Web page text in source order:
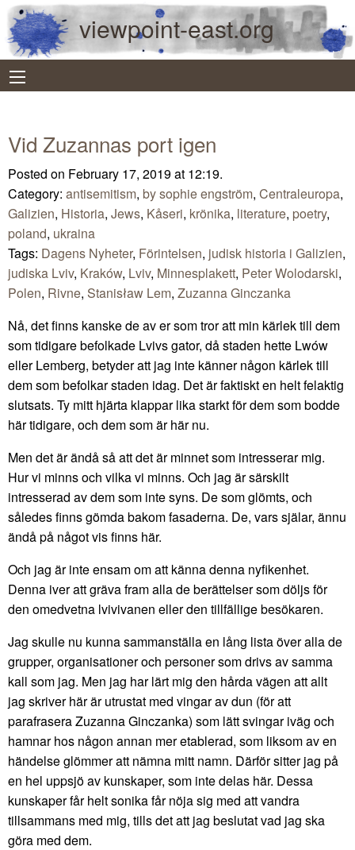
viewpoint-east.org
Vid Zuzannas port igen
Posted on February 17, 2019 at 12:19.
Category: antisemitism, by sophie engström, Centraleuropa,
Galizien, Historia, Jews, Kåseri, krönika, literature, poetry,
poland, ukraina
Tags: Dagens Nyheter, Förintelsen, judisk historia i Galizien,
judiska Lviv, Kraków, Lviv, Minnesplakett, Peter Wolodarski,
Polen, Rivne, Stanisław Lem, Zuzanna Ginczanka
Nå, det finns kanske de av er som tror att min kärlek till dem
som tidigare befolkade Lvivs gator, då staden hette Lwów
eller Lemberg, betyder att jag inte känner någon kärlek till
dem som befolkar staden idag. Det är faktiskt en helt felaktig
slutsats. Ty mitt hjärta klappar lika starkt för dem som bodde
här tidigare, och dem som är här nu.
Men det är ändå så att det är minnet som intresserar mig.
Hur vi minns och vilka vi minns. Och jag är särskilt
intresserad av dem som inte syns. De som glömts, och
således finns gömda bakom fasaderna. De, vars själar, ännu
ändå på något vis finns här.
Och jag är inte ensam om att känna denna nyfikenhet.
Denna iver att gräva fram alla de berättelser som döljs för
den omedvetna lvivivanen eller den tillfällige besökaren.
Jag skulle nu kunna sammanställa en lång lista över alla de
grupper, organisationer och personer som drivs av samma
kall som jag. Men jag har lärt mig den hårda vägen att allt
jag skriver här är utrustat med vingar av dun (för att
parafrasera Zuzanna Ginczanka) som lätt svingar iväg och
hamnar hos någon annan mer etablerad, som liksom av en
händelse glömmer att nämna mitt namn. Därför sitter jag på
en hel uppsjö av kunskaper, som inte delas här. Dessa
kunskaper får helt sonika får nöja sig med att vandra
tillsammans med mig, tills det att jag beslutat vad jag ska
göra med dem.